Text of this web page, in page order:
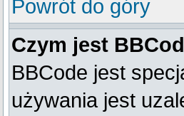
Powrót do góry
Czym jest
BBCode jest
używania jest